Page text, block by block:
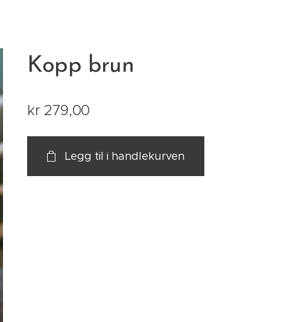
Kopp brun
kr 279,00
Legg til i handlekurven